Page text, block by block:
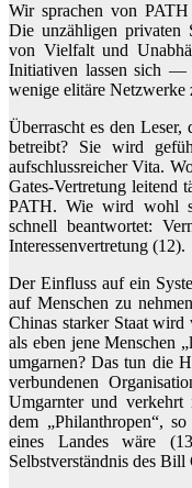
Wir sprachen von
Die unzähligen privaten
von Vielfalt und
Initiativen lassen sich —
wenige elitäre Netzwerke
Überrascht es den
betreibt? Sie wird
aufschlussreicher Vita.
Gates-Vertretung leitend
PATH. Wie wird wohl
schnell beantwortet:
Interessenvertretung (12).
Der Einfluss auf ein
auf Menschen zu
Chinas starker Staat wird
als eben jene Menschen
umgarnen? Das tun die
verbundenen
Umgarnter und
dem „Philanthropen“,
eines Landes wäre
Selbstverständnis des